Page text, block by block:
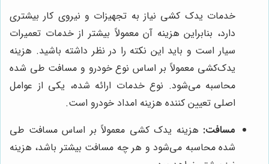
خدمات یدک کشی نیاز به تجهیزات و نیروی کار بیشتری
دارد، بنابراین هزینه آن معمولاً بیشتر از خدمات تعمیرات
سیار است و باید این نکته را در نظر داشته باشید. هزینه
یدک‌کشی معمولاً بر اساس نوع خودرو و مسافت طی شده
محاسبه می‌شود. نوع خدمات ارائه شده، یکی از عوامل
اصلی تعیین کننده هزینه امداد خودرو است.
مسافت: هزینه یدک کشی معمولاً بر اساس مسافت طی
شده محاسبه می‌شود و هر چه مسافت بیشتر باشد، هزینه